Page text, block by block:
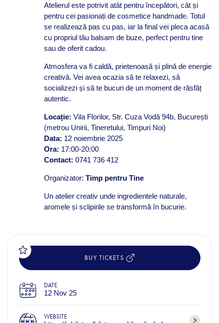
Atelierul este potrivit atât pentru începători, cât și
pentru cei pasionați de cosmetice handmade. Totul
se realizează pas cu pas, iar la final vei pleca acasă
cu propriul tău balsam de buze, perfect pentru tine
sau de oferit cadou.
Atmosfera va fi caldă, prietenoasă și plină de energie
creativă. Vei avea ocazia să te relaxezi, să
socializezi și să te bucuri de un moment de răsfăț
autentic.
Locație: Vila Florilor, Str. Cuza Vodă 94b, București
(metrou Unirii, Tineretului, Timpuri Noi)
Data: 12 noiembrie 2025
Ora: 17:00-20:00
Contact: 0741 736 412
Organizator: Timp pentru Tine
Un atelier creativ unde ingredientele naturale,
aromele și sclipirile se transformă în bucurie.
BUY TICKETS
DATE
12 Nov 25
WEBSITE